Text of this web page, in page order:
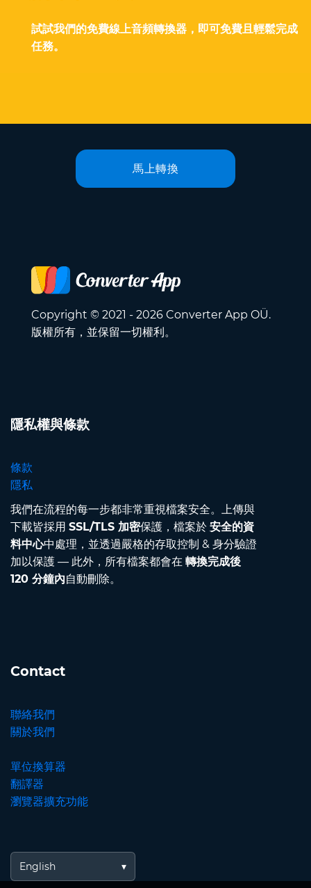
試試我們的免費線上音頻轉換器，即可免費且輕鬆完成
任務。
馬上轉換
Copyright © 2021 - 2026 Converter App OÜ.
版權所有，並保留一切權利。
隱私權與條款
條款
隱私
我們在流程的每一步都非常重視檔案安全。上傳與
下載皆採用 SSL/TLS 加密保護，檔案於 安全的資
料中心中處理，並透過嚴格的存取控制 & 身分驗證
加以保護 — 此外，所有檔案都會在 轉換完成後
120 分鐘內自動刪除。
Contact
聯絡我們
關於我們
單位換算器
翻譯器
瀏覽器擴充功能
English